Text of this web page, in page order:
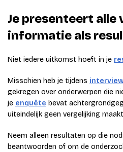
Je presenteert alle
informatie als
Niet iedere uitkomst hoeft in je
Misschien heb je tijdens
gekregen over onderwerpen die
je enquête bevat
uiteindelijk geen vergelijking
Neem alleen resultaten op die
beantwoorden of om de